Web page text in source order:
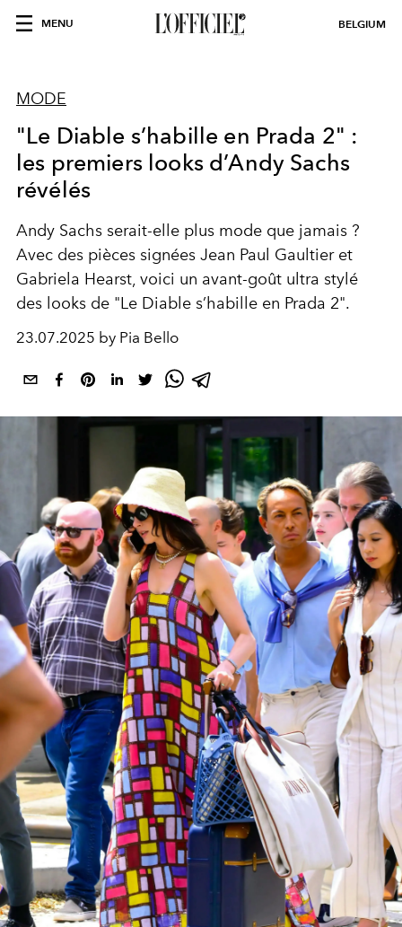
MENU BELGIUM
MODE
"Le Diable s’habille en Prada 2" :
les premiers looks d’Andy Sachs
révélés
Andy Sachs serait-elle plus mode que jamais ?
Avec des pièces signées Jean Paul Gaultier et
Gabriela Hearst, voici un avant-goût ultra stylé
des looks de "Le Diable s’habille en Prada 2".
23.07.2025 by Pia Bello